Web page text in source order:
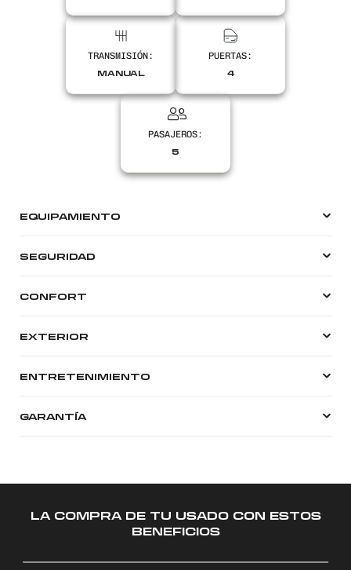
Encontranos en
TRANSMISIÓN:
MANUAL
PUERTAS:
4
PASAJEROS:
5
EQUIPAMIENTO
SEGURIDAD
CONFORT
EXTERIOR
ENTRETENIMIENTO
GARANTÍA
LA COMPRA DE TU USADO CON ESTOS
BENEFICIOS